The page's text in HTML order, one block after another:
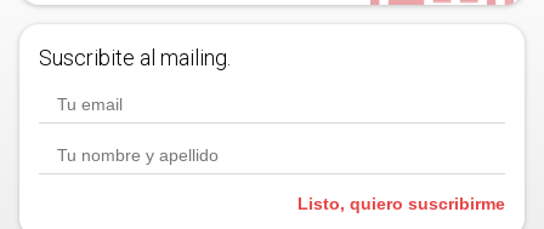
Suscribite al mailing.
Listo, quiero suscribirme